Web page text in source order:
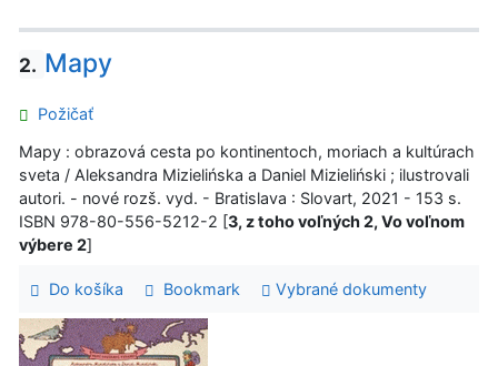
2. Mapy
Požičať
Mapy : obrazová cesta po kontinentoch, moriach a kultúrach
sveta / Aleksandra Mizielińska a Daniel Mizieliński ; ilustrovali
autori. - nové rozš. vyd. - Bratislava : Slovart, 2021 - 153 s.
ISBN 978-80-556-5212-2 [3, z toho voľných 2, Vo voľnom
výbere 2]
Do košíka Bookmark Vybrané dokumenty